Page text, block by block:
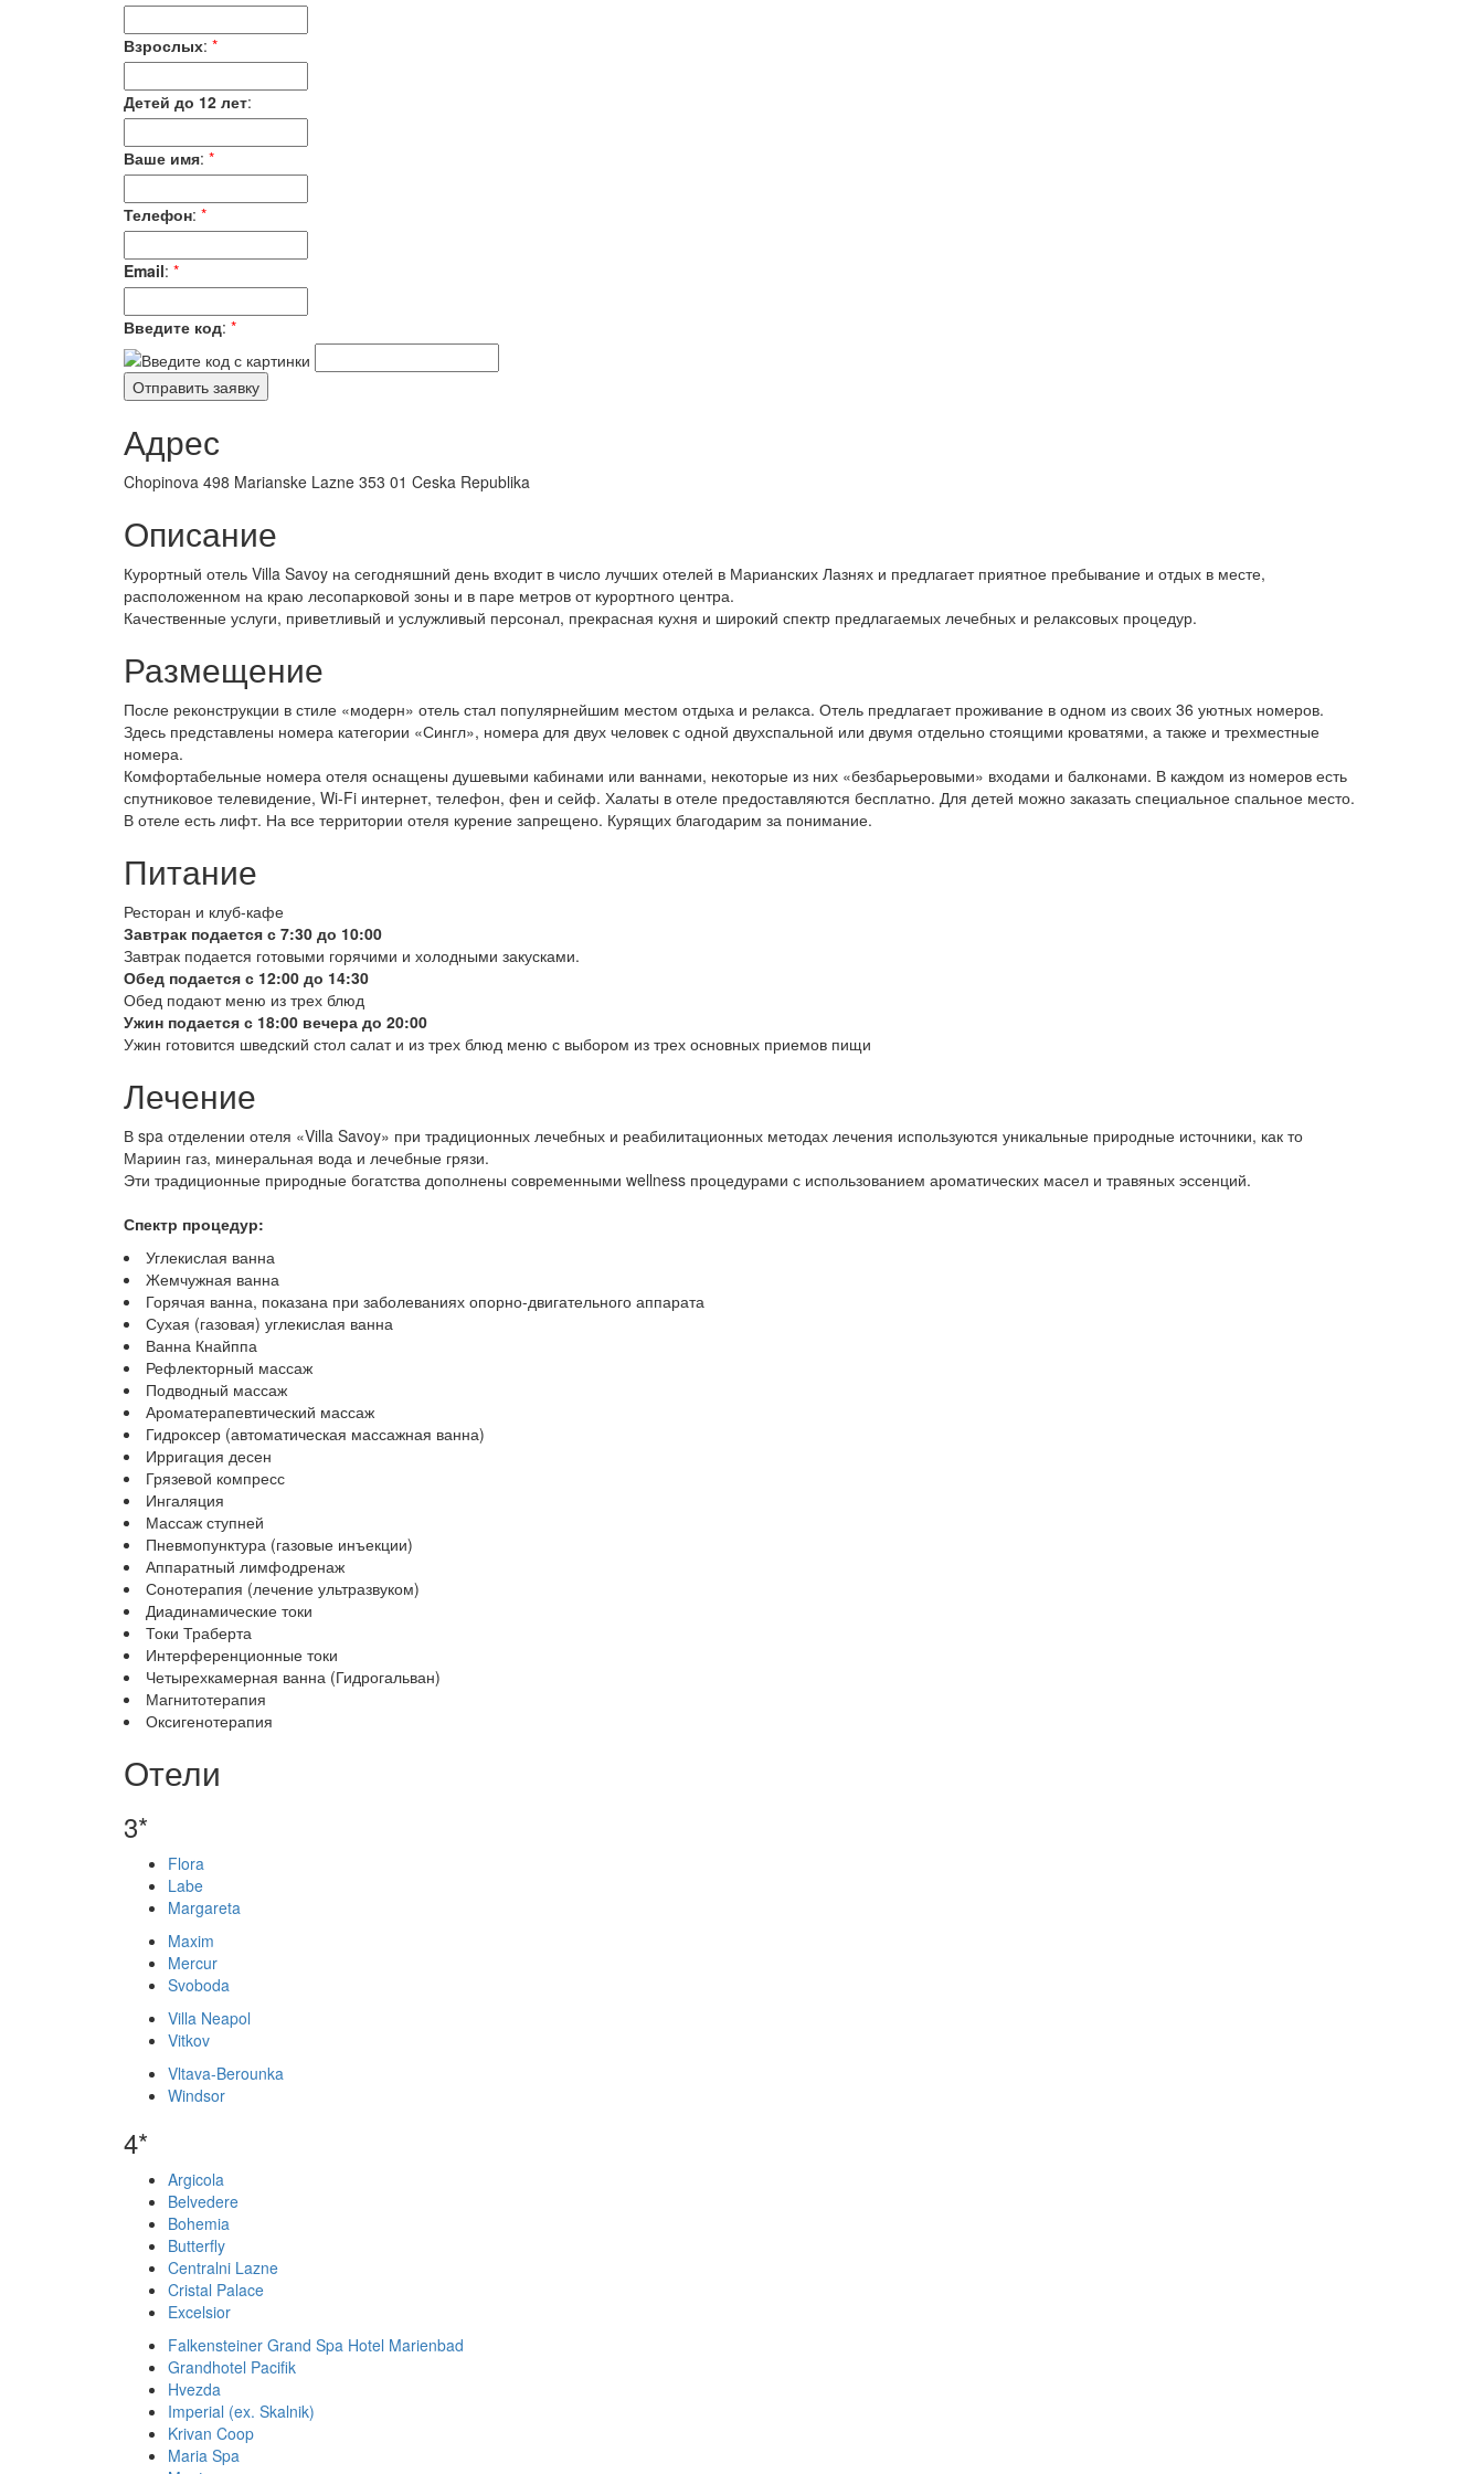
Взрослых: *
Детей до 12 лет:
Ваше имя: *
Телефон: *
Email: *
Введите код: *
Адрес
Chopinova 498 Marianske Lazne 353 01 Ceska Republika
Описание
Курортный отель Villa Savoy на сегодняшний день входит в число лучших отелей в Марианских Лазнях и предлагает приятное пребывание и отдых в месте,
расположенном на краю лесопарковой зоны и в паре метров от курортного центра.
Качественные услуги, приветливый и услужливый персонал, прекрасная кухня и широкий спектр предлагаемых лечебных и релаксовых процедур.
Размещение
После реконструкции в стиле «модерн» отель стал популярнейшим местом отдыха и релакса. Отель предлагает проживание в одном из своих 36 уютных номеров.
Здесь представлены номера категории «Сингл», номера для двух человек с одной двухспальной или двумя отдельно стоящими кроватями, а также и трехместные
номера.
Комфортабельные номера отеля оснащены душевыми кабинами или ваннами, некоторые из них «безбарьеровыми» входами и балконами. В каждом из номеров есть
спутниковое телевидение, Wi-Fi интернет, телефон, фен и сейф. Халаты в отеле предоставляются бесплатно. Для детей можно заказать специальное спальное место.
В отеле есть лифт. На все территории отеля курение запрещено. Курящих благодарим за понимание.
Питание
Ресторан и клуб-кафе
Завтрак подается с 7:30 до 10:00
Завтрак подается готовыми горячими и холодными закусками.
Обед подается с 12:00 до 14:30
Обед подают меню из трех блюд
Ужин подается с 18:00 вечера до 20:00
Ужин готовится шведский стол салат и из трех блюд меню с выбором из трех основных приемов пищи
Лечение
В spa отделении отеля «Villa Savoy» при традиционных лечебных и реабилитационных методах лечения используются уникальные природные источники, как то
Мариин газ, минеральная вода и лечебные грязи.
Эти традиционные природные богатства дополнены современными wellness процедурами с использованием ароматических масел и травяных эссенций.
Спектр процедур:
Углекислая ванна
Жемчужная ванна
Горячая ванна, показана при заболеваниях опорно-двигательного аппарата
Сухая (газовая) углекислая ванна
Ванна Кнайппа
Рефлекторный массаж
Подводный массаж
Ароматерапевтический массаж
Гидроксер (автоматическая массажная ванна)
Ирригация десен
Грязевой компресс
Ингаляция
Массаж ступней
Пневмопунктура (газовые инъекции)
Аппаратный лимфодренаж
Сонотерапия (лечение ультразвуком)
Диадинамические токи
Токи Траберта
Интерференционные токи
Четырехкамерная ванна (Гидрогальван)
Магнитотерапия
Оксигенотерапия
Отели
3*
Flora
Labe
Margareta
Maxim
Mercur
Svoboda
Villa Neapol
Vitkov
Vltava-Berounka
Windsor
4*
Argicola
Belvedere
Bohemia
Butterfly
Centralni Lazne
Cristal Palace
Excelsior
Falkensteiner Grand Spa Hotel Marienbad
Grandhotel Pacifik
Hvezda
Imperial (ex. Skalnik)
Krivan Coop
Maria Spa